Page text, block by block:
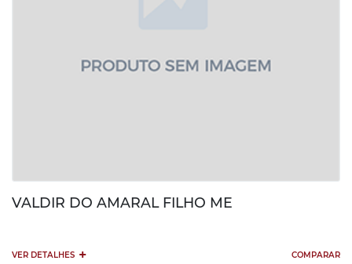
VALDIR DO AMARAL FILHO ME
VER DETALHES + COMPARAR